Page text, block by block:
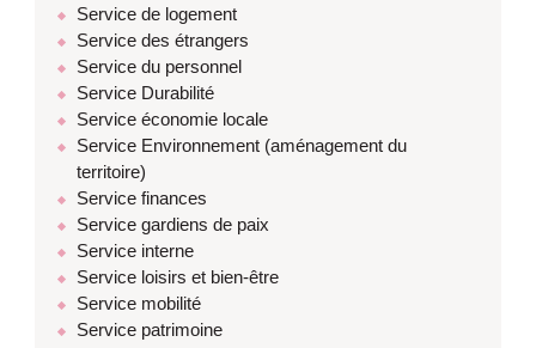
Service de logement
Service des étrangers
Service du personnel
Service Durabilité
Service économie locale
Service Environnement (aménagement du
territoire)
Service finances
Service gardiens de paix
Service interne
Service loisirs et bien-être
Service mobilité
Service patrimoine